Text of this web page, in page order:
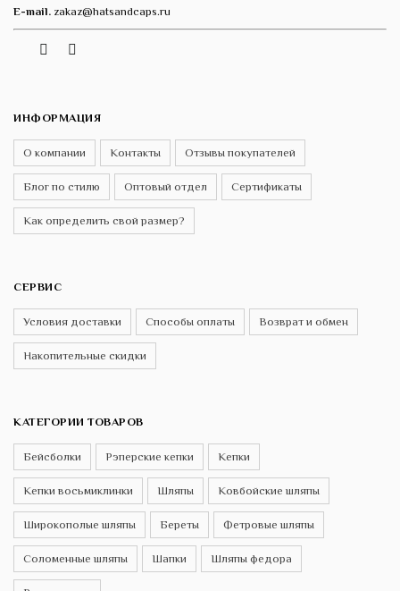
E-mail. zakaz@hatsandcaps.ru
Telegram
ИНФОРМАЦИЯ
О компании Контакты Отзывы покупателей
Блог по стилю Оптовый отдел Сертификаты
Как определить свой размер?
СЕРВИС
Условия доставки Способы оплаты Возврат и обмен
Накопительные скидки
КАТЕГОРИИ ТОВАРОВ
Бейсболки Рэперские кепки Кепки
Кепки восьмиклинки Шляпы Ковбойские шляпы
Широкополые шляпы Береты Фетровые шляпы
Соломенные шляпы Шапки Шляпы федора